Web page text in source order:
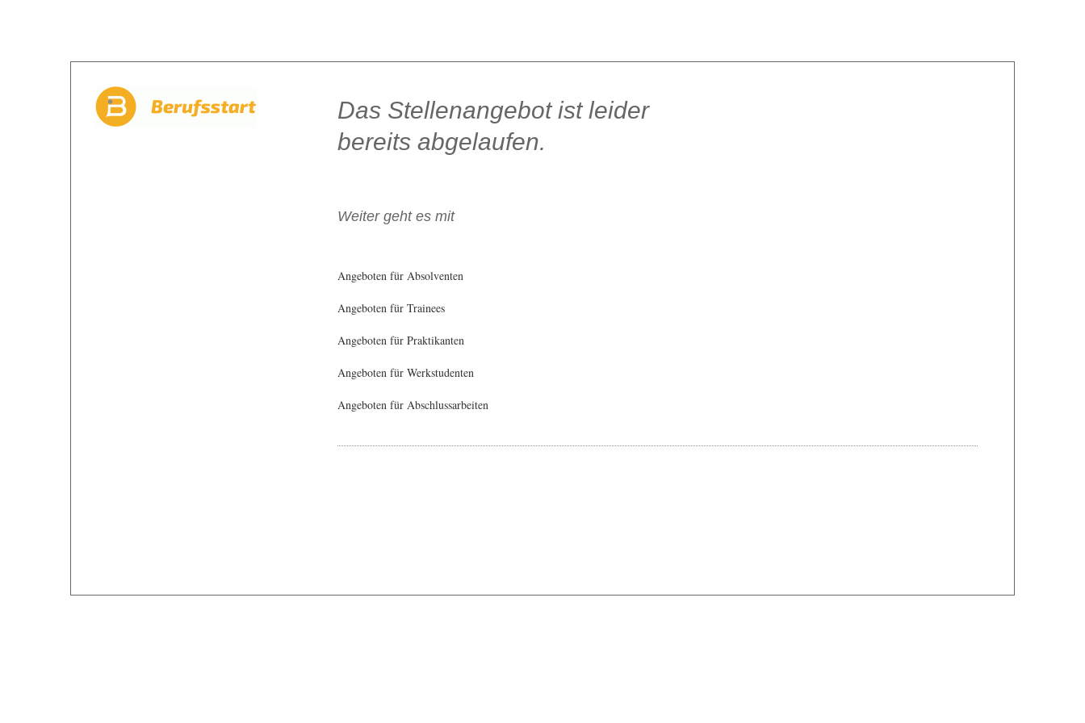
Das Stellenangebot ist leider
bereits abgelaufen.
Weiter geht es mit
Angeboten für Absolventen
Angeboten für Trainees
Angeboten für Praktikanten
Angeboten für Werkstudenten
Angeboten für Abschlussarbeiten